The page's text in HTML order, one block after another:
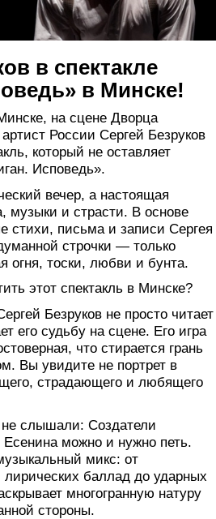
в спектакле
в Минске!
на сцене Дворца
России Сергей Безруков
который не оставляет
Исповедь».
вечер, а настоящая
музыки и страсти. В основе
стихи, письма и записи Сергея
строчки — только
огня, тоски, любви и бунта.
этот спектакль в Минске?
Безруков не просто читает
его судьбу на сцене. Его игра
что стирается грань
Вы увидите не портрет в
страдающего и любящего
не слышали: Создатели
Есенина можно и нужно петь.
микс: от
лирических баллад до ударных
многогранную натуру
стороны.